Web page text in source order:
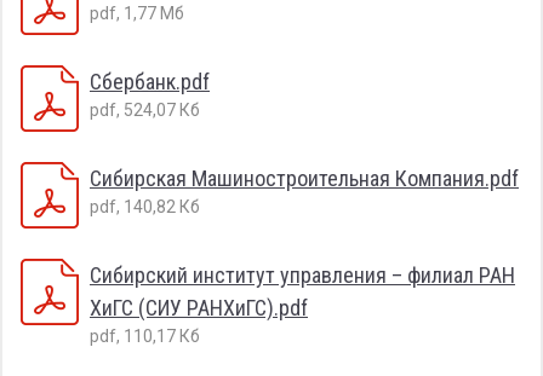
pdf, 1,77 Мб
Сбербанк.pdf
pdf, 524,07 Кб
Сибирская Машиностроительная Компания.pdf
pdf, 140,82 Кб
Сибирский институт управления – филиал РАН
ХиГС (СИУ РАНХиГС).pdf
pdf, 110,17 Кб